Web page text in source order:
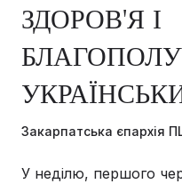
ЗДОРОВ'Я І
Закарпатська єпархія
У неділю, першого